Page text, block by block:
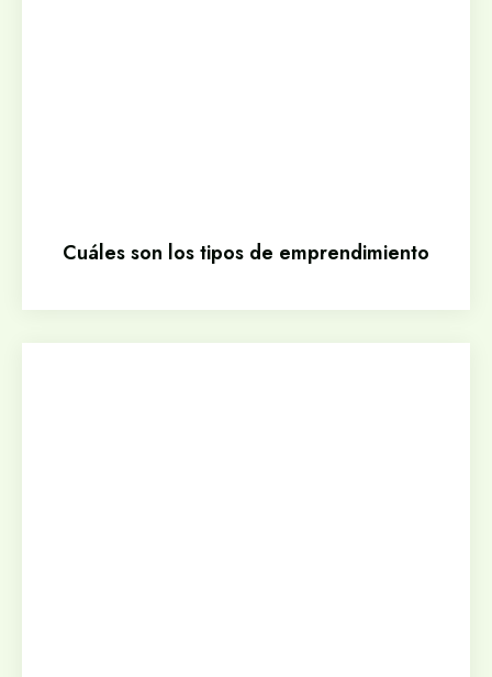
Cuáles son los tipos de emprendimiento